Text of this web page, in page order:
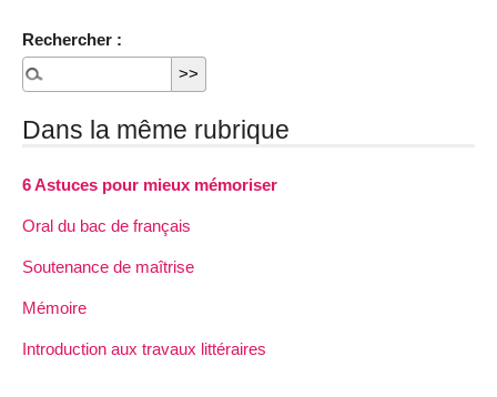
Rechercher :
Dans la même rubrique
6 Astuces pour mieux mémoriser
Oral du bac de français
Soutenance de maîtrise
Mémoire
Introduction aux travaux littéraires